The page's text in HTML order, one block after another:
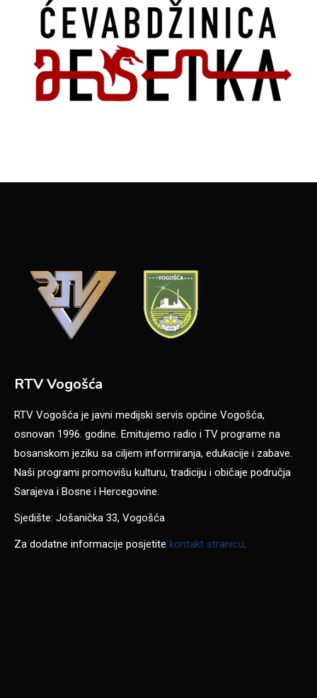
RTV Vogošća
RTV Vogošća je javni medijski servis općine Vogošća,
osnovan 1996. godine. Emitujemo radio i TV programe na
bosanskom jeziku sa ciljem informiranja, edukacije i zabave.
Naši programi promovišu kulturu, tradiciju i običaje područja
Sarajeva i Bosne i Hercegovine.
Sjedište: Jošanička 33, Vogošća
Za dodatne informacije posjetite kontakt stranicu.